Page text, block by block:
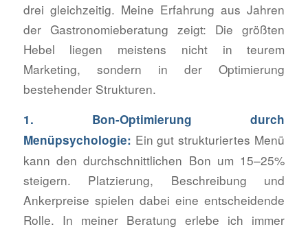
drei gleichzeitig. Meine Erfahrung aus Jahren
der Gastronomieberatung zeigt: Die größten
Hebel liegen meistens nicht in teurem
Marketing, sondern in der Optimierung
bestehender Strukturen.
1. Bon-Optimierung durch
Menüpsychologie: Ein gut strukturiertes Menü
kann den durchschnittlichen Bon um 15–25%
steigern. Platzierung, Beschreibung und
Ankerpreise spielen dabei eine entscheidende
Rolle. In meiner Beratung erlebe ich immer